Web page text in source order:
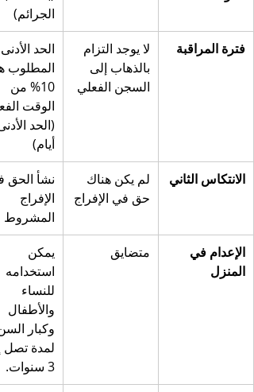
الجرائم)
فترة المراقبة
لا يوجد التزام
بالذهاب إلى
السجن الفعلي
الحد
المطلوب
10% من
الوقت
أيام)
الانتكاس الثاني
لم يكن هناك
حق في الإفراج
نشأ
الإفراج
المشروط
الإعدام في
المنزل
متضايق
يمكن
استخدامه
للنساء
والأطفال
وكبار
لمدة تصل
3 سنوات.